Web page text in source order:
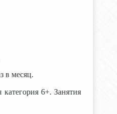
в месяц.
6+. Занятия